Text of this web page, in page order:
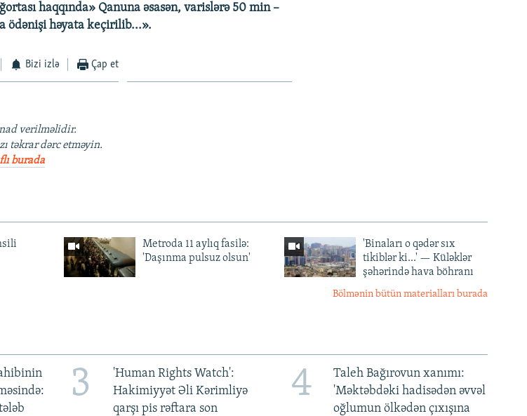
haqqında» Qanuna əsasən, varislərə 50 min –
ödənişi həyata keçirilib...».
Bizi izlə Çap et
verilməlidir.
təkrar dərc etməyin.
burada
Metroda 11 aylıq fasilə:
'Daşınma pulsuz olsun'
'Binaları o qədər sıx
tikiblər ki...' — Küləklər
şəhərində hava böhranı
Bölmənin bütün materialları burada
3
'Human Rights Watch':
Hakimiyyət Əli Kərimliyə
qarşı pis rəftara son
4
Taleh Bağırovun xanımı:
'Məktəbdəki hadisədən əvvəl
oğlumun ölkədən çıxışına